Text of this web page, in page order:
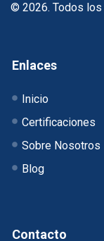
© 2026. Todos
Enlaces
Inicio
Certificaciones
Sobre Nosotros
Blog
Contacto